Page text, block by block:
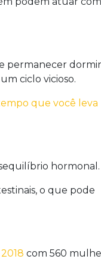
permanecer
ciclo vicioso.
que você leva
hormonal.
o que pode
com 560